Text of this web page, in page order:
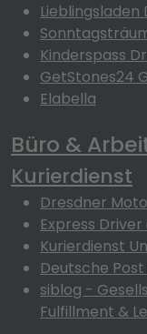
Kinderspass
GetStones24
Elabella
Büro &
Kurierdienst
Dresdner
Express Driver
Kurierdienst
Deutsche Post
siblog -
Fulfillment &